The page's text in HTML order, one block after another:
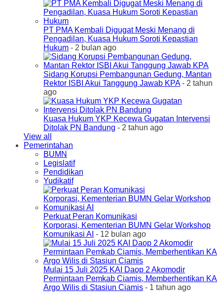
PT PMA Kembali Digugat Meski Menang di
Pengadilan, Kuasa Hukum Soroti Kepastian
Hukum - 2 bulan ago
Sidang Korupsi Pembangunan Gedung, Mantan
Rektor ISBI Akui Tanggung Jawab KPA- 2 tahun
ago
Kuasa Hukum YKP Kecewa Gugatan Intervensi
Ditolak PN Bandung - 2 tahun ago
View all
Pemerintahan
BUMN
Legislatif
Pendidikan
Yudikatif
Perkuat Peran Komunikasi
Korporasi, Kementerian BUMN Gelar Workshop
Komunikasi AI - 12 bulan ago
Mulai 15 Juli 2025 KAI Daop 2 Akomodir
Permintaan Pemkab Ciamis, Memberhentikan KA
Argo Wilis di Stasiun Ciamis - 1 tahun ago